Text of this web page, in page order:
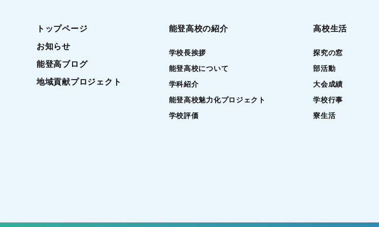
トップページ
お知らせ
能登高ブログ
地域貢献プロジェクト
能登高校の紹介
学校長挨拶
能登高校について
学科紹介
能登高校魅力化プロジェクト
学校評価
高校生活
探究の窓
部活動
大会成績
学校行事
寮生活